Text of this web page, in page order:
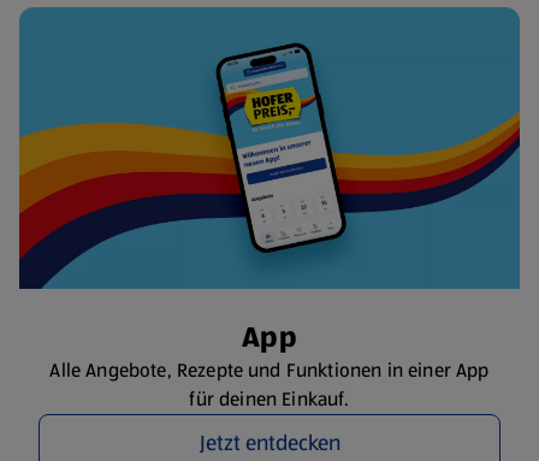
App
Alle Angebote, Rezepte und Funktionen in einer App
für deinen Einkauf.
Jetzt entdecken